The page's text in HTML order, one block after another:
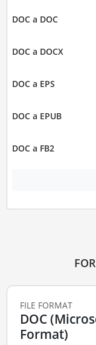
DOC a DOC
DOC a DOCX
DOC a EPS
DOC a EPUB
DOC a FB2
FILE FORMAT
DOC
Format)